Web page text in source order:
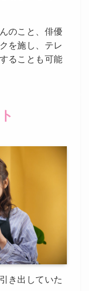
のこと、俳優
を施し、テレ
ることも可能
き出していた